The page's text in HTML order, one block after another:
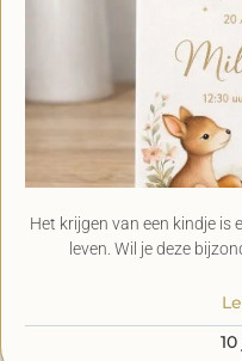
Het krijgen van een kindje is
leven. Wil je deze